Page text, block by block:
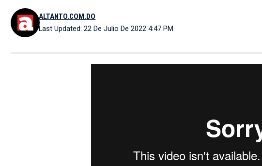
Last Updated: 22 De Julio De 2022 4:47 PM
ALTANTO.COM.DO